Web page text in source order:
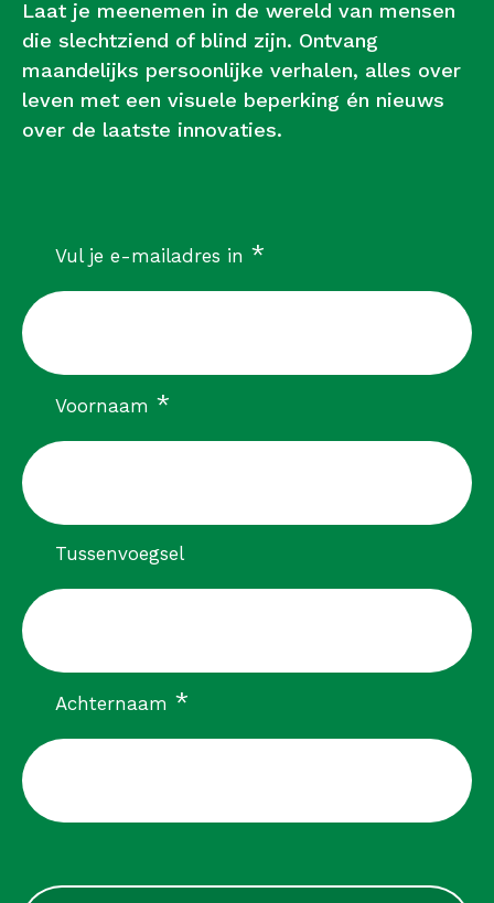
Laat je meenemen in de wereld van mensen
die slechtziend of blind zijn. Ontvang
maandelijks persoonlijke verhalen, alles over
leven met een visuele beperking én nieuws
over de laatste innovaties.
Vul je e-mailadres in *verplicht
Voornaam *verplicht
Tussenvoegsel
Achternaam *verplicht